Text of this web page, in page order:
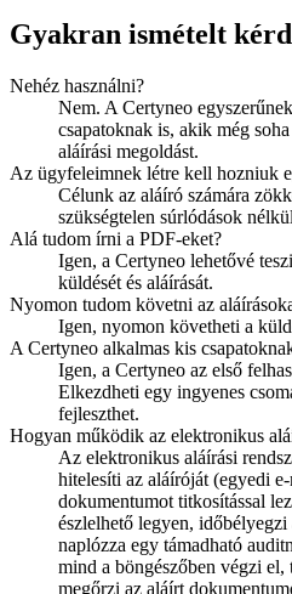
Gyakran ismételt
Nehéz használni?
Nem. A Certyneo
csapatoknak is, akik még
aláírási megoldást.
Az ügyfeleimnek létre kell hozniuk
Célunk az aláíró számára
szükségtelen súrlódások
Alá tudom írni a PDF-eket?
Igen, a Certyneo lehetővé
küldését és aláírását.
Nyomon tudom követni az
Igen, nyomon követheti a
A Certyneo alkalmas kis
Igen, a Certyneo az első
Elkezdheti egy ingyenes
fejleszthet.
Hogyan működik az elektronikus
Az elektronikus aláírási
hitelesíti az aláíróját (egyedi
dokumentumot titkosítással
észlelhető legyen, időbélyegzi
naplózza egy támadható
mind a böngészőben végzi
megőrzi az aláírt